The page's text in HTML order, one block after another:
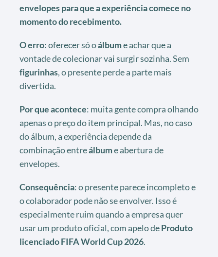
envelopes para que a experiência comece no
momento do recebimento.
O erro: oferecer só oálbume achar que a
vontade de colecionar vai surgir sozinha. Sem
figurinhas, o presente perde a parte mais
divertida.
Por que acontece: muita gente compra olhando
apenas o preço do item principal. Mas, no caso
do álbum, a experiência depende da
combinação entreálbume abertura de
envelopes.
Consequência: o presente parece incompleto e
o colaborador pode não se envolver. Isso é
especialmente ruim quando a empresa quer
usar um produto oficial, com apelo deProduto
licenciado FIFA World Cup 2026.